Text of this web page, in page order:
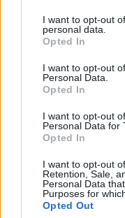
I want to opt-out
personal data.
Opted In
I want to opt-out
Personal Data.
Opted In
I want to opt-out
Personal Data for
Opted In
I want to opt-out
Retention, Sale,
Personal Data
Purposes for
Opted Out
prostřednictvím třinácti